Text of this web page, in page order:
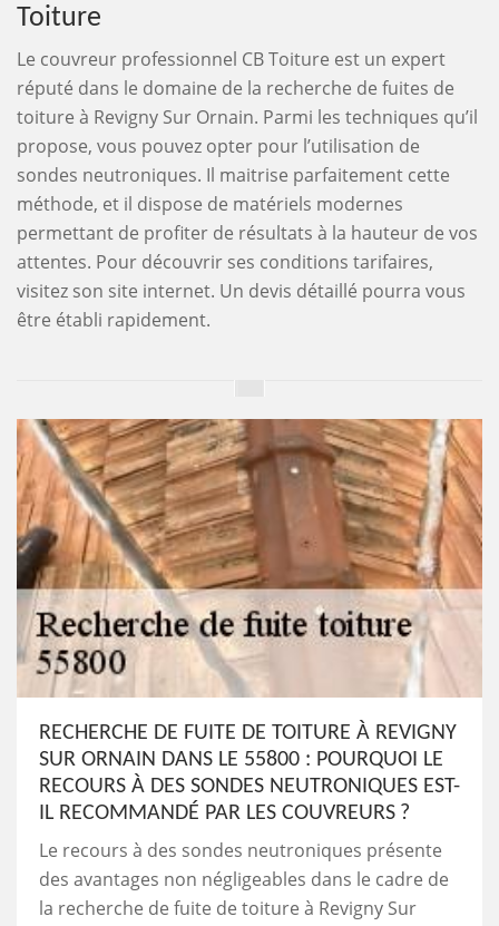
Toiture
Le couvreur professionnel CB Toiture est un expert
réputé dans le domaine de la recherche de fuites de
toiture à Revigny Sur Ornain. Parmi les techniques qu’il
propose, vous pouvez opter pour l’utilisation de
sondes neutroniques. Il maitrise parfaitement cette
méthode, et il dispose de matériels modernes
permettant de profiter de résultats à la hauteur de vos
attentes. Pour découvrir ses conditions tarifaires,
visitez son site internet. Un devis détaillé pourra vous
être établi rapidement.
RECHERCHE DE FUITE DE TOITURE À REVIGNY
SUR ORNAIN DANS LE 55800 : POURQUOI LE
RECOURS À DES SONDES NEUTRONIQUES EST-
IL RECOMMANDÉ PAR LES COUVREURS ?
Le recours à des sondes neutroniques présente
des avantages non négligeables dans le cadre de
la recherche de fuite de toiture à Revigny Sur